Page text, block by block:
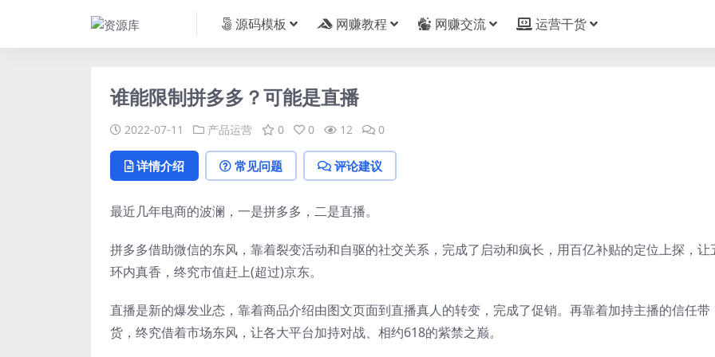
源码模板 网赚教程 网赚交流 运营干货
谁能限制拼多多？可能是直播
2022-07-11 产品运营 0 0 12 0
详情介绍 常见问题 评论建议
最近几年电商的波澜，一是拼多多，二是直播。
拼多多借助微信的东风，靠着裂变活动和自驱的社交关系，完成了启动和疯长，用百亿补贴的定位上探，让
环内真香，终究市值赶上(超过)京东。
直播是新的爆发业态，靠着商品介绍由图文页面到直播真人的转变，完成了促销。再靠着加持主播的信任带
货，终究借着市场东风，让各大平台加持对战、相约618的紫禁之巅。